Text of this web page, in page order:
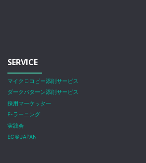
SERVICE
マイクロコピー添削サービス
ダークパターン添削サービス
採用マーケッター
E-ラーニング
実践会
EC＠JAPAN